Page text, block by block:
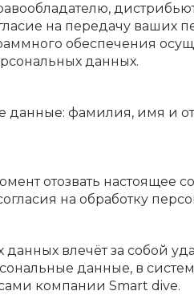
на передачу ваших
обеспечения
данных.
фамилия, имя и
отозвать настоящее
на обработку
влечёт за собой
данные, в
компании Smart dive.